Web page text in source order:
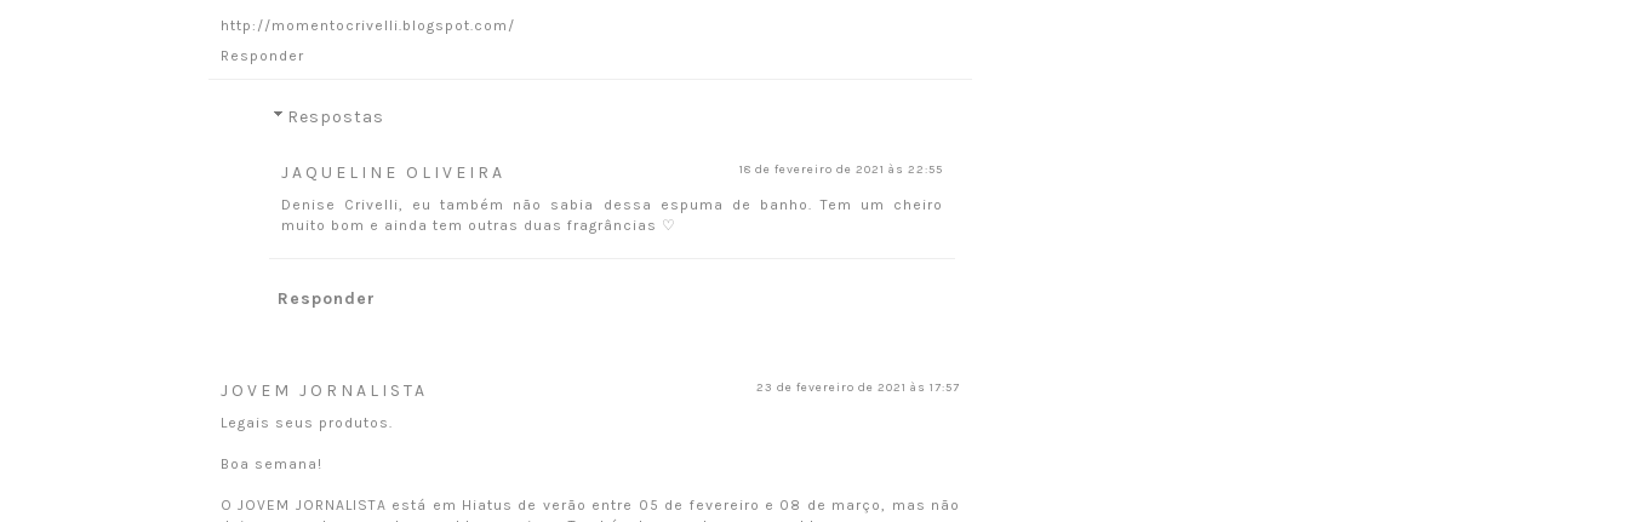
http://momentocrivelli.blogspot.com/
Responder
Respostas
JAQUELINE OLIVEIRA 18 de fevereiro de 2021 às 22:55
Denise Crivelli, eu também não sabia dessa espuma de banho. Tem um cheiro
muito bom e ainda tem outras duas fragrâncias ♡
Responder
JOVEM JORNALISTA 23 de fevereiro de 2021 às 17:57
Legais seus produtos.
Boa semana!
O JOVEM JORNALISTA está em Hiatus de verão entre 05 de fevereiro e 08 de março, mas não